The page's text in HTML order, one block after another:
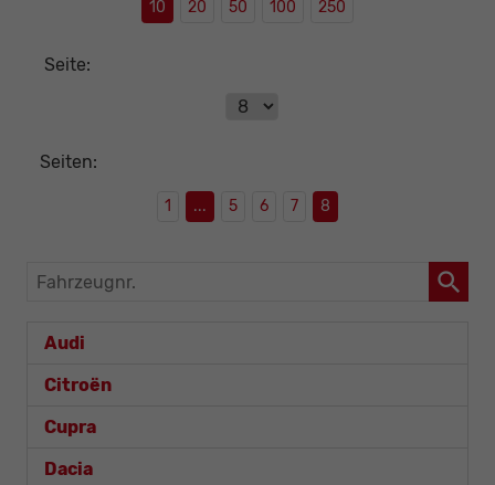
10 20 50 100 250
Seite:
Seiten:
1 ... 5 6 7 8
Fahrzeugnr.
Audi
Citroën
Cupra
Dacia